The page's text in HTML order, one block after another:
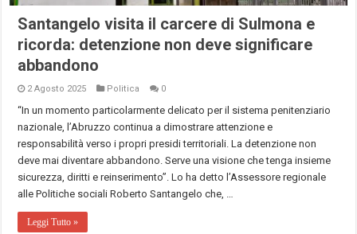
Santangelo visita il carcere di Sulmona e
ricorda: detenzione non deve significare
abbandono
2 Agosto 2025 Politica 0
“In un momento particolarmente delicato per il sistema penitenziario
nazionale, l’Abruzzo continua a dimostrare attenzione e
responsabilità verso i propri presidi territoriali. La detenzione non
deve mai diventare abbandono. Serve una visione che tenga insieme
sicurezza, diritti e reinserimento”. Lo ha detto l’Assessore regionale
alle Politiche sociali Roberto Santangelo che, …
Leggi Tutto »